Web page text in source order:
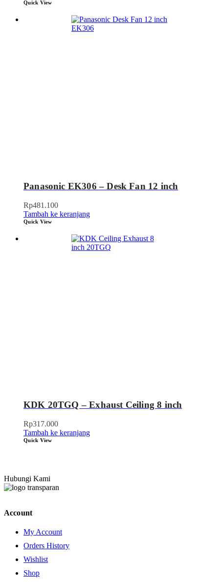
Quick View
Panasonic EK306 – Desk Fan 12 inch
Rp481.100
Tambah ke keranjang
Quick View
KDK 20TGQ – Exhaust Ceiling 8 inch
Rp317.000
Tambah ke keranjang
Quick View
Hubungi Kami
Account
My Account
Orders History
Wishlist
Shop